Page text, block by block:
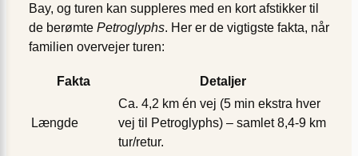
Bay, og turen kan suppleres med en kort afstikker til
de berømte Petroglyphs. Her er de vigtigste fakta, når
familien overvejer turen:
Fakta Detaljer
Længde
Ca. 4,2 km én vej (5 min ekstra hver
vej til Petroglyphs) – samlet 8,4-9 km
tur/retur.